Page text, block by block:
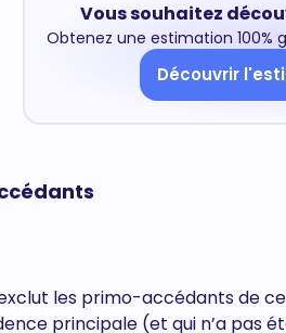
Vous souhaitez
Obtenez une estimation 100%
Découvrir
les primo-accédants de
principale (et qui n’a pas